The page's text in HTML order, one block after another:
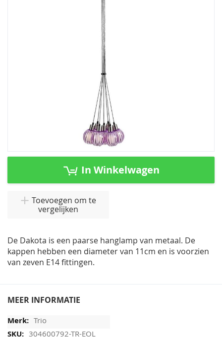
Ga
In Winkelwagen
Toevoegen om te
vergelijken
De Dakota is een paarse hanglamp van metaal. De
kappen hebben een diameter van 11cm en is voorzien
van zeven E14 fittingen.
MEER INFORMATIE
Trio
304600792-TR-EOL